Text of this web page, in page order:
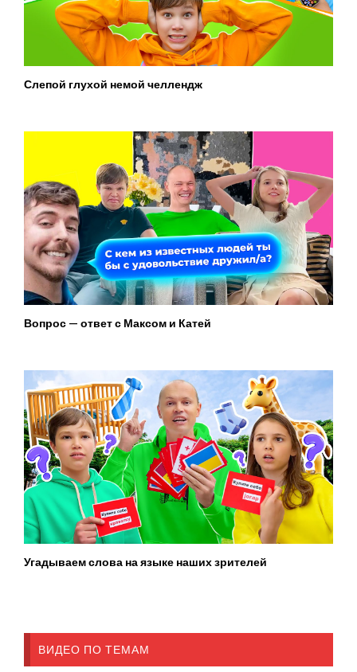
Слепой глухой немой челлендж
Вопрос — ответ с Максом и Катей
Угадываем слова на языке наших зрителей
ВИДЕО ПО ТЕМАМ